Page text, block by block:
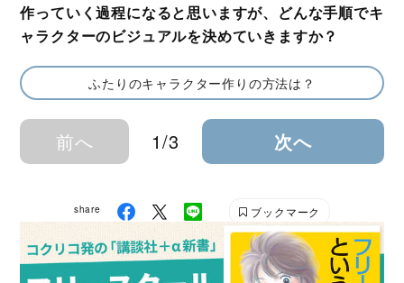
作っていく過程になると思いますが、どんな手順でキ
ャラクターのビジュアルを決めていきますか？
ふたりのキャラクター作りの方法は？
前へ 1/3 次へ
share ブックマーク